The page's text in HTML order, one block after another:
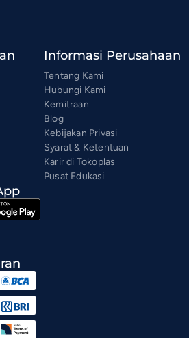
Informasi Perusahaan
Tentang Kami
Hubungi Kami
Kemitraan
Blog
Kebijakan Privasi
Syarat & Ketentuan
Karir di Tokoplas
Pusat Edukasi